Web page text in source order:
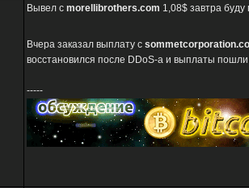
Вывел с morellibrothers.com 1,08$ завтра
Вчера заказал выплату с
восстановился после DDoS-a и выплаты
-----